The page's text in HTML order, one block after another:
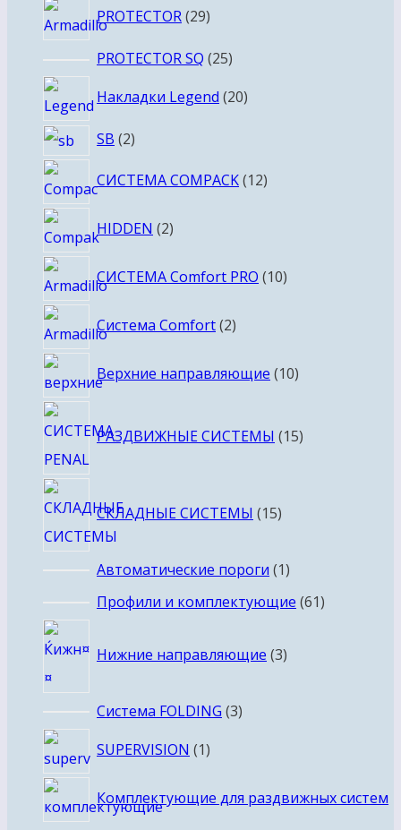
PROTECTOR 2929
PROTECTOR SQ 2525
Накладки Legend 2020
SB 22
СИСТЕМА COMPACK 1212
HIDDEN 22
СИСТЕМА Comfort PRO 1010
Система Comfort 22
Верхние направляющие 1010
РАЗДВИЖНЫЕ СИСТЕМЫ 15товаров
СКЛАДНЫЕ СИСТЕМЫ 15товаров
Автоматические пороги 11
товар
Профили и комплектующие 6161
Нижние направляющие 3товара
Система FOLDING 33
SUPERVISION 11
Комплектующие для раздвижных систем